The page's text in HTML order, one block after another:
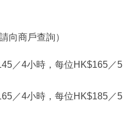
向商戶查詢）
／4小時，每位HK$165／5
／4小時，每位HK$185／5